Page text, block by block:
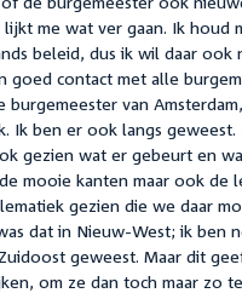
lijkt me wat ver gaan. Ik houd
beleid, dus ik wil daar ook
goed contact met alle
burgemeester van
Ik ben er ook langs geweest.
gezien wat er gebeurt en
mooie kanten maar ook de
gezien die we daar
dat in Nieuw-West; ik ben
geweest. Maar dit
om ze dan toch maar zo